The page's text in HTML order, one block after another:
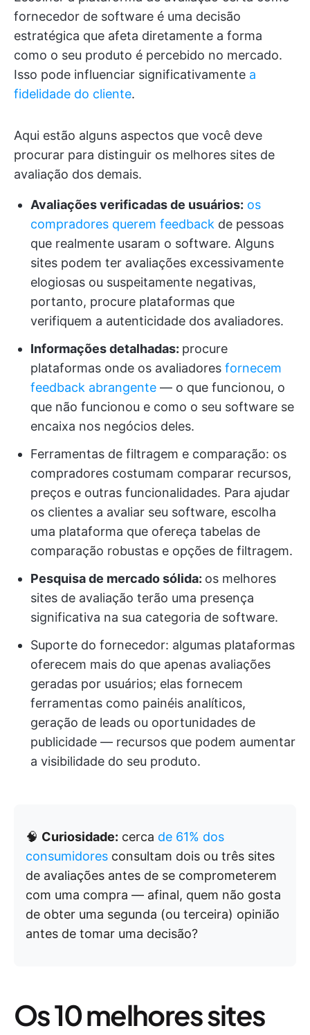
fornecedor de software é uma decisão
estratégica que afeta diretamente a forma
como o seu produto é percebido no mercado.
Isso pode influenciar significativamente a
fidelidade do cliente.
Aqui estão alguns aspectos que você deve
procurar para distinguir os melhores sites de
avaliação dos demais.
Avaliações verificadas de usuários: os
compradores querem feedback de pessoas
que realmente usaram o software. Alguns
sites podem ter avaliações excessivamente
elogiosas ou suspeitamente negativas,
portanto, procure plataformas que
verifiquem a autenticidade dos avaliadores.
Informações detalhadas: procure
plataformas onde os avaliadores fornecem
feedback abrangente — o que funcionou, o
que não funcionou e como o seu software se
encaixa nos negócios deles.
Ferramentas de filtragem e comparação: os
compradores costumam comparar recursos,
preços e outras funcionalidades. Para ajudar
os clientes a avaliar seu software, escolha
uma plataforma que ofereça tabelas de
comparação robustas e opções de filtragem.
Pesquisa de mercado sólida: os melhores
sites de avaliação terão uma presença
significativa na sua categoria de software.
Suporte do fornecedor: algumas plataformas
oferecem mais do que apenas avaliações
geradas por usuários; elas fornecem
ferramentas como painéis analíticos,
geração de leads ou oportunidades de
publicidade — recursos que podem aumentar
a visibilidade do seu produto.
🧠 Curiosidade: cerca de 61% dos
consumidores consultam dois ou três sites
de avaliações antes de se comprometerem
com uma compra — afinal, quem não gosta
de obter uma segunda (ou terceira) opinião
antes de tomar uma decisão?
Os 10 melhores sites